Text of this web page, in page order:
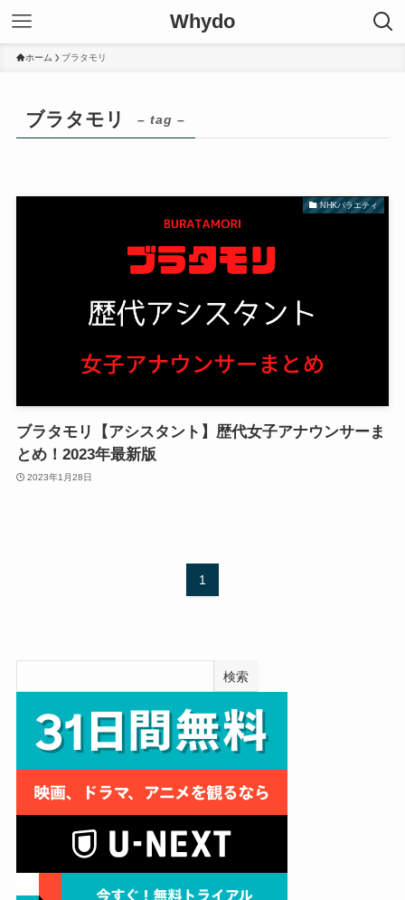
Whydo
ホーム ブラタモリ
ブラタモリ – tag –
NHKバラエティ
ブラタモリ【アシスタント】歴代女子アナウンサーま
とめ！2023年最新版
2023年1月28日
1
検索